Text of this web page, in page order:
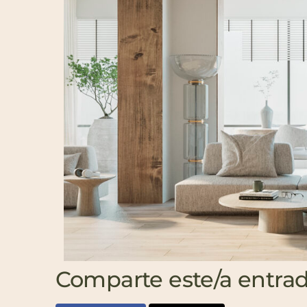
Comparte este/a